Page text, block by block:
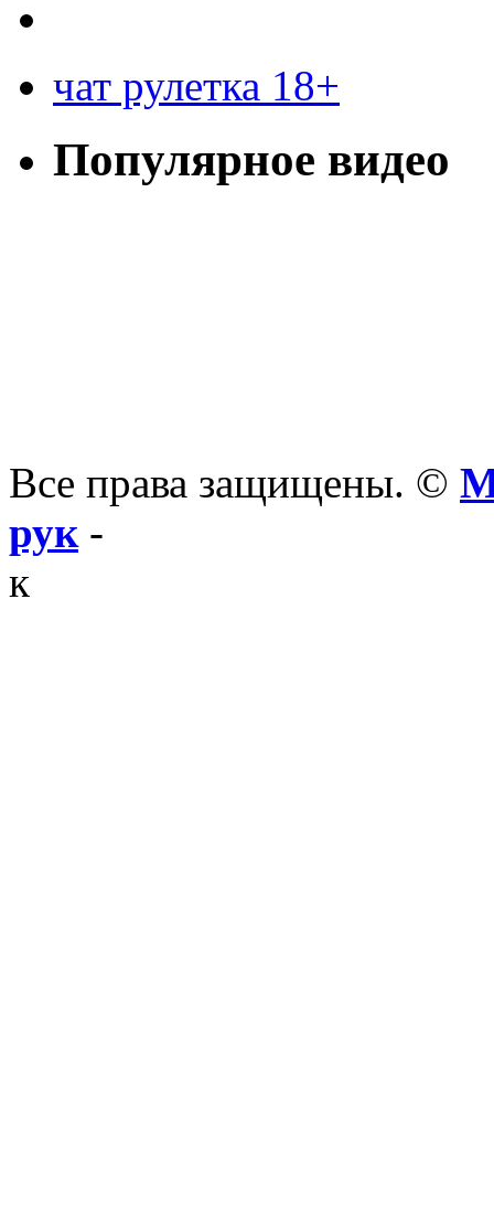
чат рулетка 18+
Популярное видео
Все права защищены. ©
рук-
к